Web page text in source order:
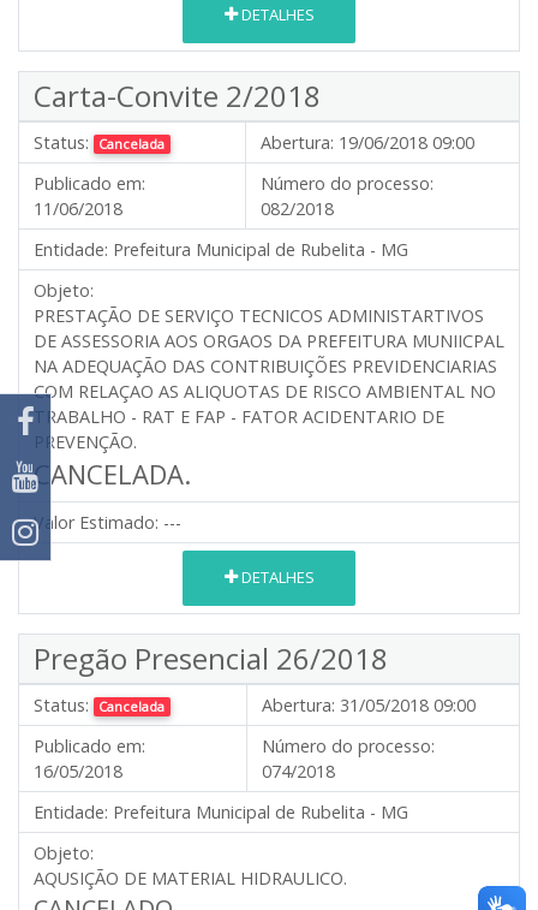
DETALHES
Carta-Convite 2/2018
Status: Cancelada Abertura: 19/06/2018 09:00
Publicado em:
11/06/2018
Número do processo:
082/2018
Entidade: Prefeitura Municipal de Rubelita - MG
Objeto:
PRESTAÇÃO DE SERVIÇO TECNICOS ADMINISTARTIVOS
DE ASSESSORIA AOS ORGAOS DA PREFEITURA MUNIICPAL
NA ADEQUAÇÃO DAS CONTRIBUIÇÕES PREVIDENCIARIAS
COM RELAÇAO AS ALIQUOTAS DE RISCO AMBIENTAL NO
TRABALHO - RAT E FAP - FATOR ACIDENTARIO DE
PREVENÇÃO.
CANCELADA.
Valor Estimado: ---
DETALHES
Pregão Presencial 26/2018
Status: Cancelada Abertura: 31/05/2018 09:00
Publicado em:
16/05/2018
Número do processo:
074/2018
Entidade: Prefeitura Municipal de Rubelita - MG
Objeto:
AQUSIÇÃO DE MATERIAL HIDRAULICO.